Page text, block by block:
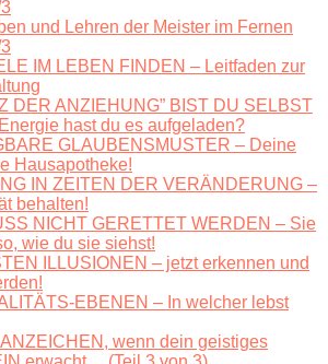
und Lehren der Meister im Fernen
IM LEBEN FINDEN – Leitfaden zur
DER ANZIEHUNG” BIST DU SELBST
hast du es aufgeladen?
GLAUBENSMUSTER – Deine
Hausapotheke!
IN ZEITEN DER VERÄNDERUNG –
behalten!
NICHT GERETTET WERDEN – Sie
wie du sie siehst!
ILLUSIONEN – jetzt erkennen und
EBENEN – In welcher lebst
wenn dein geistiges